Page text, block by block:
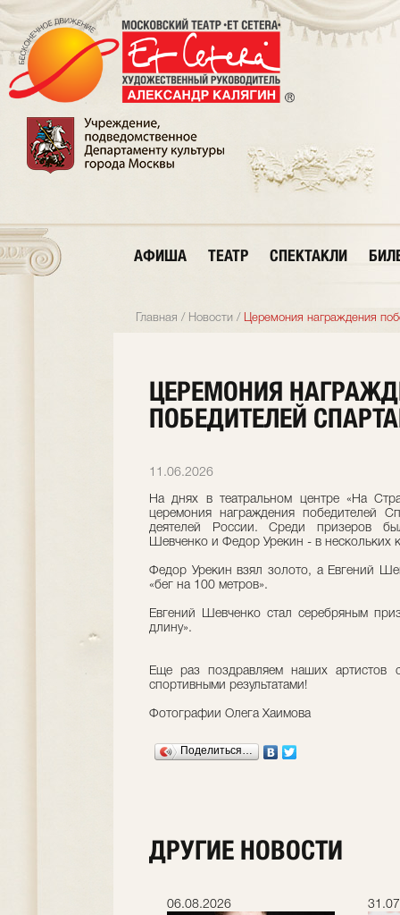
АФИША ТЕАТР СПЕКТАКЛИ
Главная / Новости / Церемония награждения
ЦЕРЕМОНИЯ
ПОБЕДИТЕЛЕЙ
11.06.2026
На днях в театральном центре «На
церемония награждения победителей
деятелей России. Среди призеров
Шевченко и Федор Урекин - в нескольких
Федор Урекин взял золото, а Евгений
«бег на 100 метров».
Евгений Шевченко стал серебряным
длину».
Еще раз поздравляем наших артистов
спортивными результатами!
Фотографии Олега Хаимова
Поделиться…
ДРУГИЕ НОВОСТИ
06.08.2026